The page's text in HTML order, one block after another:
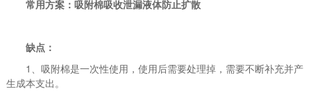
常用方案：吸附棉吸收泄漏液体防止扩散
缺点：
1、吸附棉是一次性使用，使用后需要处理掉，需要不断补充并产
生成本支出。